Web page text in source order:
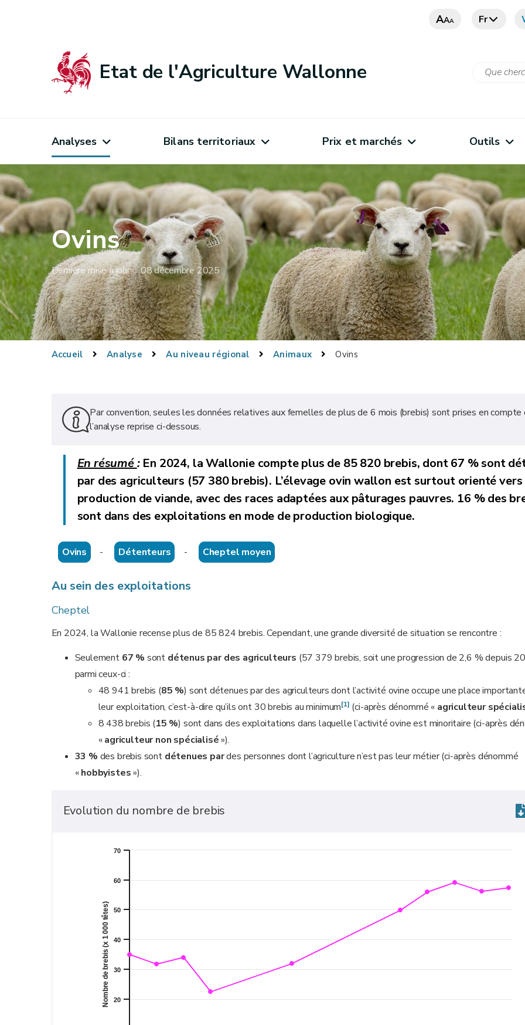
AAA Fr
Etat de l'Agriculture Wallonne
Analyses Bilans territoriaux Prix et marchés Outils
Ovins
Dernière mise à jour : 08 décembre 2025
Accueil Analyse Au niveau régional Animaux Ovins
Par convention, seules les données relatives aux femelles de plus de 6 mois (brebis) sont prises en compte
l’analyse reprise ci-dessous.
En résumé: En 2024, la Wallonie compte plus de 85 820 brebis, dont 67 % sont
par des agriculteurs (57 380 brebis). L’élevage ovin wallon est surtout orienté
production de viande, avec des races adaptées aux pâturages pauvres. 16 % des
sont dans des exploitations en mode de production biologique.
Ovins - Détenteurs - Cheptel moyen
Au sein des exploitations
Cheptel
En 2024, la Wallonie recense plus de 85 824 brebis. Cependant, une grande diversité de situation se rencontre :
Seulement 67 % sont détenus par des agriculteurs (57 379 brebis, soit une progression de 2,6 % depuis
parmi ceux-ci :
48 941 brebis (85 %) sont détenues par des agriculteurs dont l’activité ovine occupe une place
leur exploitation, c’est-à-dire qu’ils ont 30 brebis au minimum[1] (ci-après dénommé « agriculteur
8 438 brebis (15 %) sont dans des exploitations dans laquelle l’activité ovine est minoritaire (ci-après
«agriculteur non spécialisé»).
33 % des brebis sont détenues pardes personnes dont l’agriculture n’est pas leur métier (ci-après dénommé
«hobbyistes»).
Evolution du nombre de brebis
Nombre de brebis (x 1 000 têtes) 20
30
40
50
60
70